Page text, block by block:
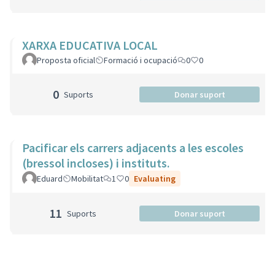
XARXA EDUCATIVA LOCAL
Proposta oficial Formació i ocupació 0 0
0 Suports Donar suport
Pacificar els carrers adjacents a les escoles
(bressol incloses) i instituts.
Eduard Mobilitat 1 0 Evaluating
11 Suports Donar suport